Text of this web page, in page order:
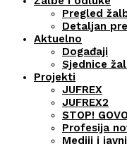
Pregled
Detaljan
Aktuelno
Događaji
Sjednice
Projekti
JUFREX
JUFREX2
STOP!
Profesija
Mediji i